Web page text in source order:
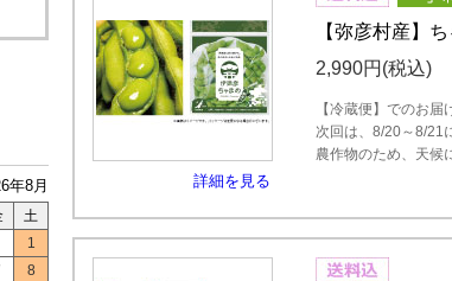
年8月
土
1
8
詳細を見る
【弥彦村産】
2,990円 (税込)
【冷蔵便】でのお届
次回は、8/20～8/21
農作物のため、天候